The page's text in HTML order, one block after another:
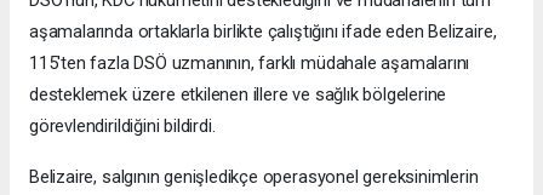
aşamalarında ortaklarla birlikte çalıştığını ifade eden Belizaire,
115'ten fazla DSÖ uzmanının, farklı müdahale aşamalarını
desteklemek üzere etkilenen illere ve sağlık bölgelerine
görevlendirildiğini bildirdi.
Belizaire, salgının genişledikçe operasyonel gereksinimlerin